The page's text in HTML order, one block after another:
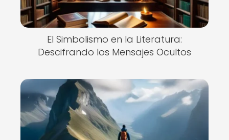
El Simbolismo en la Literatura:
Descifrando los Mensajes Ocultos